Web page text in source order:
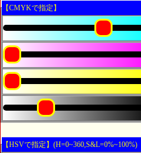
【CMYKで指定】
【HSVで指定】(H=0~360,S&L=0%~100%)